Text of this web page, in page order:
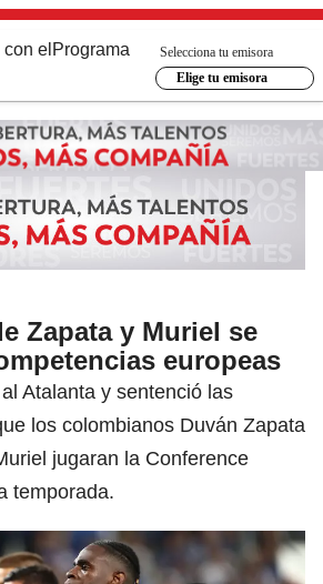
el Programa
Selecciona tu emisora
Elige tu emisora
Zapata y Muriel se
europeas
Atalanta y sentenció las
los colombianos Duván Zapata
jugaran la Conference
temporada.